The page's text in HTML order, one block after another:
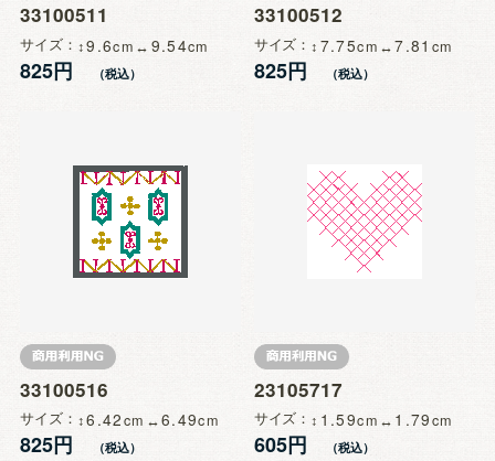
33100511
サイズ 9.6 9.54
825円
33100512
サイズ 7.75 7.81
825円
33100516
サイズ 6.42 6.49
825円
23105717
サイズ 1.59 1.79
605円